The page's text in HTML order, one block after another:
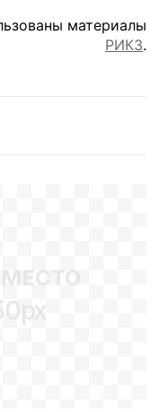
материалы
РИКЗ.